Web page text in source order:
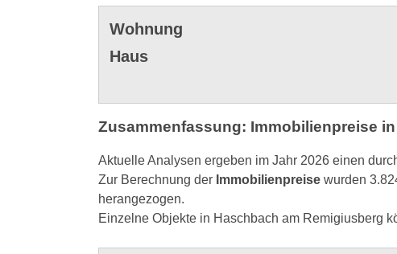
Wohnung
Haus
Zusammenfassung: Immobilienpreise
Aktuelle Analysen ergeben im Jahr 2026 einen
Zur Berechnung der Immobilienpreise wurden
herangezogen.
Einzelne Objekte in Haschbach am Remigiusberg